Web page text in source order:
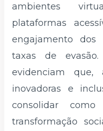
ambientes
plataformas
engajamento
taxas de
evidenciam que,
inovadoras e
consolidar
transformação